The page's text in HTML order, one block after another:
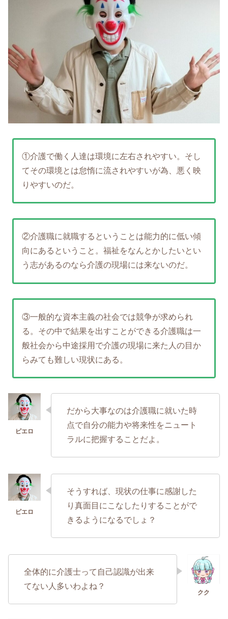
①介護で働く人達は環境に左右されやすい。そし
てその環境とは怠惰に流されやすいが為、悪く映
りやすいのだ。
②介護職に就職するということは能力的に低い傾
向にあるということ。福祉をなんとかしたいとい
う志があるのなら介護の現場には来ないのだ。
③一般的な資本主義の社会では競争が求められ
る。その中で結果を出すことができる介護職は一
般社会から中途採用で介護の現場に来た人の目か
らみても難しい現状にある。
だから大事なのは介護職に就いた時
点で自分の能力や将来性をニュート
ラルに把握することだよ。
そうすれば、現状の仕事に感謝した
り真面目にこなしたりすることがで
きるようになるでしょ？
全体的に介護士って自己認識が出来
てない人多いわよね？